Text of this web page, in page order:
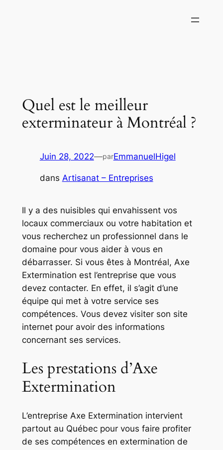
Quel est le meilleur
exterminateur à Montréal ?
Juin 28, 2022—parEmmanuelHigel
dans Artisanat – Entreprises
Il y a des nuisibles qui envahissent vos
locaux commerciaux ou votre habitation et
vous recherchez un professionnel dans le
domaine pour vous aider à vous en
débarrasser. Si vous êtes à Montréal, Axe
Extermination est l’entreprise que vous
devez contacter. En effet, il s’agit d’une
équipe qui met à votre service ses
compétences. Vous devez visiter son site
internet pour avoir des informations
concernant ses services.
Les prestations d’Axe
Extermination
L’entreprise Axe Extermination intervient
partout au Québec pour vous faire profiter
de ses compétences en extermination de